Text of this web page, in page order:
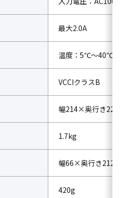
最大2.0A
温度：5℃～40℃、
VCCIクラスB
幅214×奥行き
1.7kg
幅66×奥行き
420g